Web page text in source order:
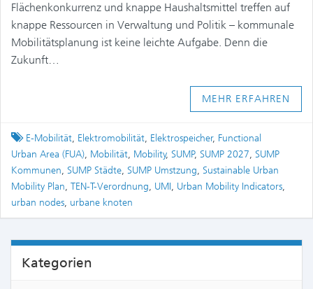
Flächenkonkurrenz und knappe Haushaltsmittel treffen auf
knappe Ressourcen in Verwaltung und Politik – kommunale
Mobilitätsplanung ist keine leichte Aufgabe. Denn die
Zukunft…
MEHR ERFAHREN
Tagged
E-Mobilität, Elektromobilität, Elektrospeicher, Functional
Urban Area (FUA), Mobilität, Mobility, SUMP, SUMP 2027, SUMP
Kommunen, SUMP Städte, SUMP Umstzung, Sustainable Urban
Mobility Plan, TEN-T-Verordnung, UMI, Urban Mobility Indicators,
urban nodes, urbane knoten
Kategorien